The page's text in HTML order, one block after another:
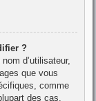
?
d’utilisateur,
que vous
comme
des cas,